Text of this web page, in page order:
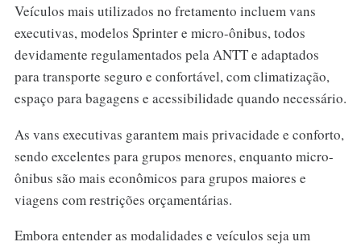
Veículos mais utilizados no fretamento incluem vans
executivas, modelos Sprinter e micro-ônibus, todos
devidamente regulamentados pela ANTT e adaptados
para transporte seguro e confortável, com climatização,
espaço para bagagens e acessibilidade quando necessário.
As vans executivas garantem mais privacidade e conforto,
sendo excelentes para grupos menores, enquanto micro-
ônibus são mais econômicos para grupos maiores e
viagens com restrições orçamentárias.
Embora entender as modalidades e veículos seja um